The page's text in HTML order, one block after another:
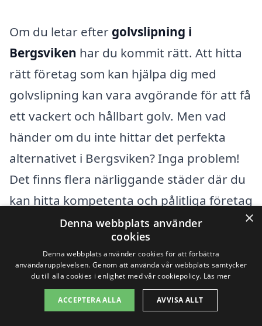
Om du letar efter golvslipning i
Bergsviken har du kommit rätt. Att hitta
rätt företag som kan hjälpa dig med
golvslipning kan vara avgörande för att få
ett vackert och hållbart golv. Men vad
händer om du inte hittar det perfekta
alternativet i Bergsviken? Inga problem!
Det finns flera närliggande städer där du
kan hitta kompetenta och pålitliga företag
för golvslipning.
Här är några av de städer som ligger nära
Bergsviken, där du kan söka efter proffs
inom golvslipning:
×
Denna webbplats använder
cookies
Denna webbplats använder cookies för att förbättra
användarupplevelsen. Genom att använda vår webbplats samtycker
du till alla cookies i enlighet med vår cookiepolicy. Läs mer
ACCEPTERA ALLA AVVISA ALLT